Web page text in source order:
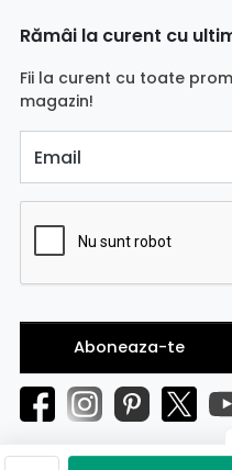
Rămâi la curent cu
Fii la curent cu toate
magazin!
Email
Aboneaza-te